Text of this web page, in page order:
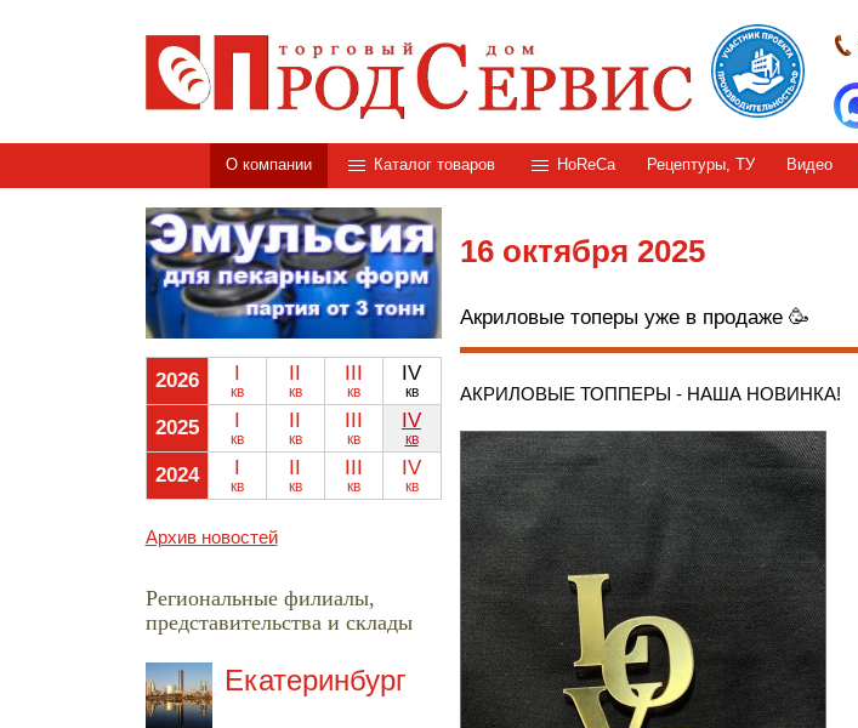
О компании Каталог товаров HoReCa Рецептуры, ТУ Видео
2026 I
кв
II
кв
III
кв
IV
кв
2025 I
кв
II
кв
III
кв
IV
кв
2024 I
кв
II
кв
III
кв
IV
кв
Архив новостей
Региональные филиалы,
представительства и склады
Екатеринбург
16 октября 2025
Акриловые топеры уже в продаже 🥳
АКРИЛОВЫЕ ТОППЕРЫ - НАША НОВИНКА!